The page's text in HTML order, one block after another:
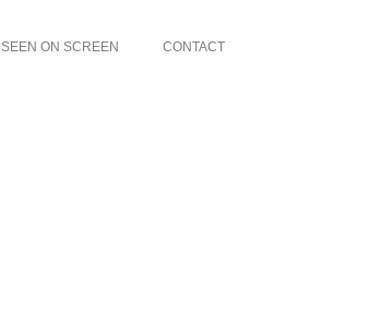
SEEN ON SCREEN CONTACT